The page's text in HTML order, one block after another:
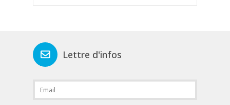
Lettre d'infos